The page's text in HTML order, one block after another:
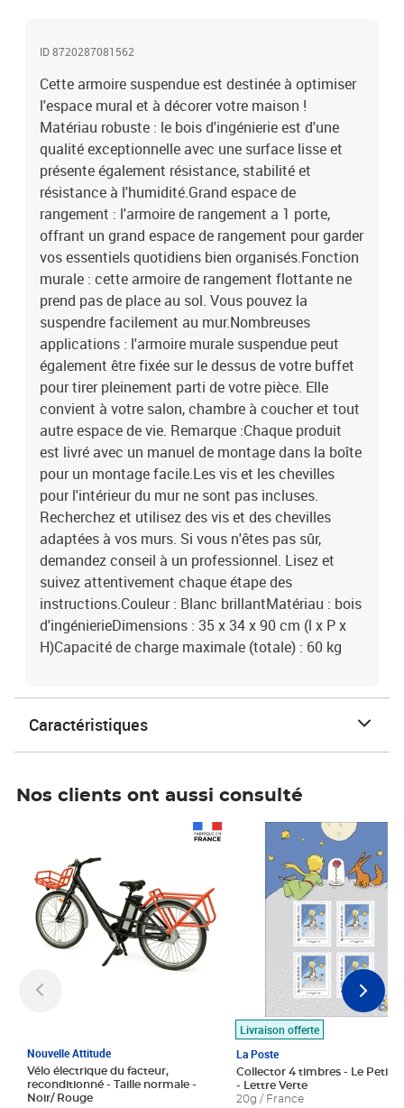
conseil à un professionnel. Lisez et suivez attentivement chaque
d'ingénierieDimensions : 35 x 34 x 90 cm (l x P x H)Capacité de
charge maximale (totale) : 60 kg
ID 8720287081562
Cette armoire suspendue est destinée à optimiser
l'espace mural et à décorer votre maison !
Matériau robuste : le bois d'ingénierie est d'une
qualité exceptionnelle avec une surface lisse et
présente également résistance, stabilité et
résistance à l'humidité.Grand espace de
rangement : l'armoire de rangement a 1 porte,
offrant un grand espace de rangement pour garder
vos essentiels quotidiens bien organisés.Fonction
murale : cette armoire de rangement flottante ne
prend pas de place au sol. Vous pouvez la
suspendre facilement au mur.Nombreuses
applications : l'armoire murale suspendue peut
également être fixée sur le dessus de votre buffet
pour tirer pleinement parti de votre pièce. Elle
convient à votre salon, chambre à coucher et tout
autre espace de vie. Remarque :Chaque produit
est livré avec un manuel de montage dans la boîte
pour un montage facile.Les vis et les chevilles
pour l'intérieur du mur ne sont pas incluses.
Recherchez et utilisez des vis et des chevilles
adaptées à vos murs. Si vous n'êtes pas sûr,
demandez conseil à un professionnel. Lisez et
suivez attentivement chaque étape des
instructions.Couleur : Blanc brillantMatériau : bois
d'ingénierieDimensions : 35 x 34 x 90 cm (l x P x
H)Capacité de charge maximale (totale) : 60 kg
Caractéristiques
Nos clients ont aussi consulté
Nouvelle Attitude
Vélo électrique du facteur,
reconditionné - Taille normale -
Noir/ Rouge
Livraison offerte
La Poste
Collector 4 timbres - Le Petit
- Lettre Verte
20g / France
Prix 7,50€